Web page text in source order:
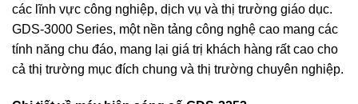
các lĩnh vực công nghiệp, dịch vụ và thị trường giáo dục.
GDS-3000 Series, một nền tảng công nghệ cao mang các
tính năng chu đáo, mang lại giá trị khách hàng rất cao cho
cả thị trường mục đích chung và thị trường chuyên nghiệp.